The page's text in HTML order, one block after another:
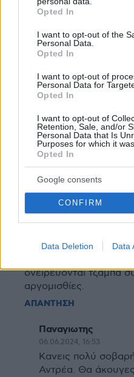
grant or deny consent to
use your data for below
consent section.
Opted In
I want to opt-out of the
Personal Data.
Opted In
I want to opt-out of
Personal Data for
Opted In
I want to opt-out of
Retention, Sale, and/or
Personal Data that Is
Purposes for which it
Opted In
Google consents
CONFIRM
Data Deletion Data
ΤΟ ΠΑΣΟΚ ΔΕΝ
ΣΕ ΑΥΤΟΥΣ ΠΟΥ ΤΟ
ΣΥΝΕΧΙΖΟΥΝ.ΝΟΜΙΖΩ
ΡΙΖΕΣ ΣΤΗΝ ΧΩΡΑ ΕΩΣ
ΓΗΣ.ΚΑΝΕΝΑΣ ΑΛΗΤΗΣ
ΠΑΣΟΚ ΑΠΟ ΜΕΣΑ ΜΑΣ
ΚΑΛΑ ΤΗΝ ΦΩΝΗ ΤΟΥ
ΣΤΗΝ ΧΩΡΑ ΣΕ
ΟΡΓΑΝΩΣΕΙΣ
ΧΩΡΟΣ ΑΜΕΣΗΣ
ΤΑ ΣΒΗΣΑΜΕ.
ΑΠΑΝΤΗΣΗ
ΠΟ-ΡΝΟ-ΓΕ-ΡΟΣ
την παλακιδα της ΟΑ
ονειρεύονται τζαμπα
αργομισθίες.
ΑΠΑΝΤΗΣΗ
Παναγιωτης
06.06.2024, 16:53
Κανεις πολύ
Αντρέα. Θα